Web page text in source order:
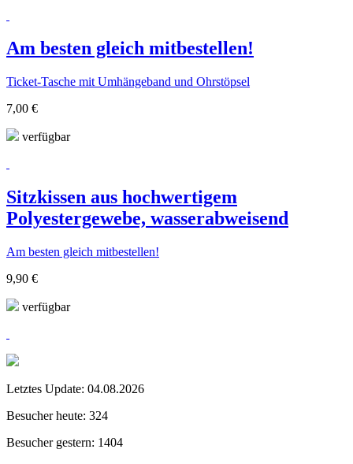
Am besten gleich mitbestellen!
Ticket-Tasche mit Umhängeband und Ohrstöpsel
7,00 €
verfügbar
Sitzkissen aus hochwertigem
Polyestergewebe, wasserabweisend
Am besten gleich mitbestellen!
9,90 €
verfügbar
Letztes Update: 04.08.2026
Besucher heute: 324
Besucher gestern: 1404